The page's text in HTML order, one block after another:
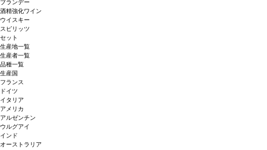
ブランデー
酒精強化ワイン
ウイスキー
スピリッツ
セット
生産地一覧
生産者一覧
品種一覧
生産国
フランス
ドイツ
イタリア
アメリカ
アルゼンチン
ウルグアイ
インド
オーストラリア